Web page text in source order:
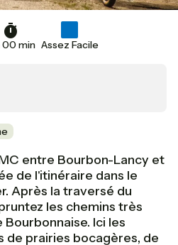
00 min Assez Facile
entre Bourbon-Lancy et
de l'itinéraire dans le
Après la traversé du
les chemins très
Bourbonnaise. Ici les
de prairies bocagères, de